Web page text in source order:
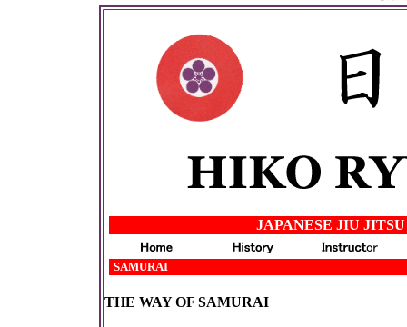
JAPANESE JIU JITSU
SAMURAI
THE WAY OF SAMURAI